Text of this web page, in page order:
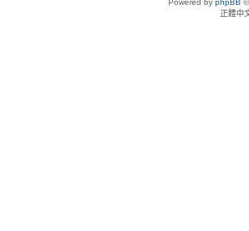
Powered by phpBB
正體中